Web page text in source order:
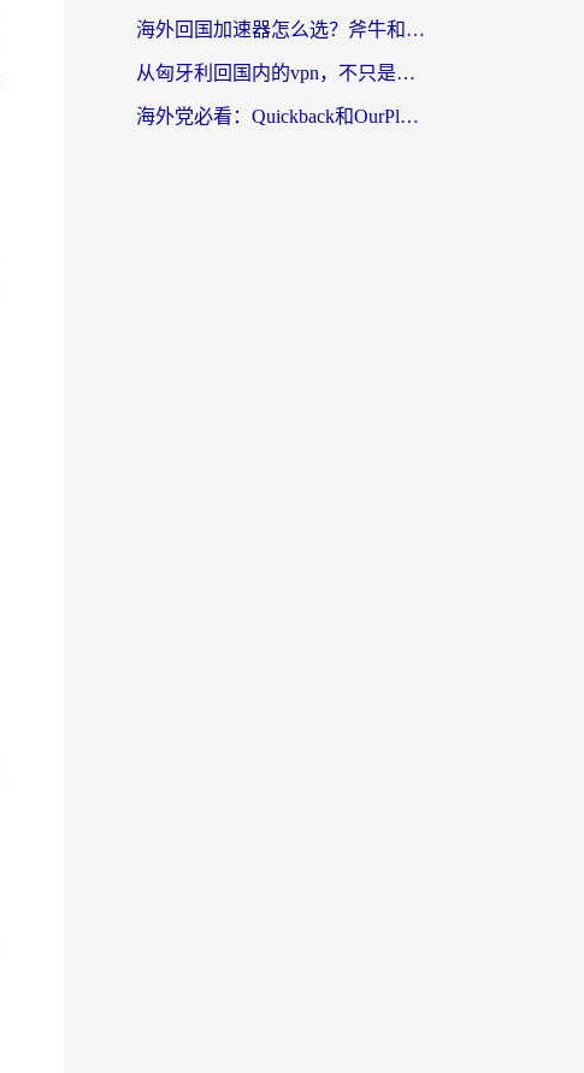
海外回国加速器怎么选？斧牛和海龟哪个好？一篇帮你避开坑的实用指南
从匈牙利回国内的vpn，不只是为了刷剧那么简单
海外党必看：Quickback和OurPlay好用吗？3分钟选对回国加速器，无缝刷剧玩游戏